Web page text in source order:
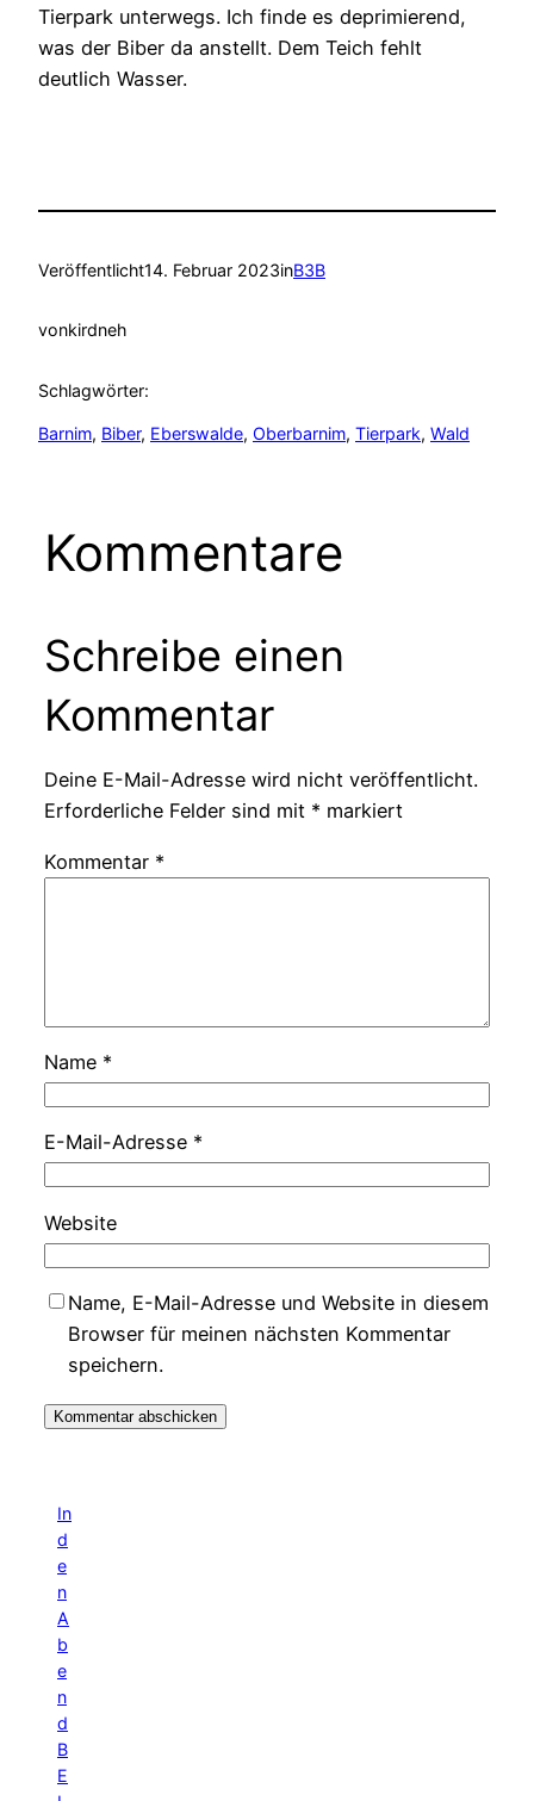
Tierpark unterwegs. Ich finde es deprimierend,
was der Biber da anstellt. Dem Teich fehlt
deutlich Wasser.
Veröffentlicht14. Februar 2023inB3B
vonkirdneh
Schlagwörter:
Barnim, Biber, Eberswalde, Oberbarnim, Tierpark, Wald
Kommentare
Schreibe einen
Kommentar
Deine E-Mail-Adresse wird nicht veröffentlicht.
Erforderliche Felder sind mit * markiert
Kommentar *
Name *
E-Mail-Adresse *
Website
Name, E-Mail-Adresse und Website in diesem
Browser für meinen nächsten Kommentar
speichern.
In
d
e
n
A
b
e
n
d
B
E